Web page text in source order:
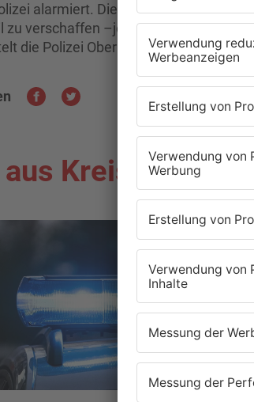
alarmiert. Die Täter versuchten
zu verschaffen –jedoch scheiterten
die Polizei Obernburg.
Kreis